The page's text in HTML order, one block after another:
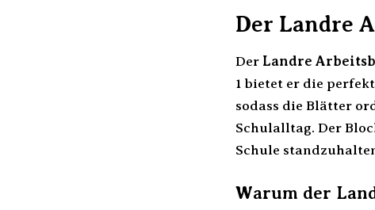
Der Landre
Der Landre
1 bietet er die
sodass die Blätter
Schulalltag. Der
Schule
Warum der